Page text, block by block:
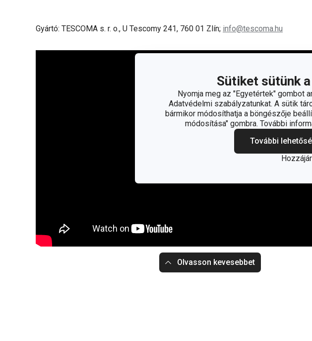
Sütiket sütünk
Nyomja meg az "Egyetértek" gombot
Adatvédelmi szabályzatunkat. A sütik
bármikor módosíthatja a böngészője
módosítása" gombra. További
További
Gyártó: TESCOMA s. r. o., U Tescomy 241, 760 01 Zlín; info@tescoma.hu
Olvasson kevesebbet